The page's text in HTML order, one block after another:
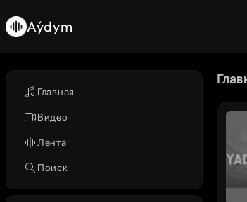
Главная
Видео
Лента
Поиск
Aýdym